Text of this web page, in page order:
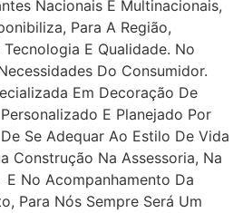
Nacionais E Multinacionais,
Para A Região,
E Qualidade. No
Do Consumidor.
Em Decoração De
E Planejado Por
Se Adequar Ao Estilo De Vida
Construção Na Assessoria, Na
No Acompanhamento Da
Para Nós Sempre Será Um